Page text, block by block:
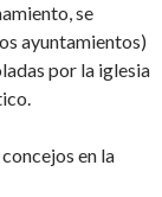
se
ayuntamientos)
por la iglesia
en la